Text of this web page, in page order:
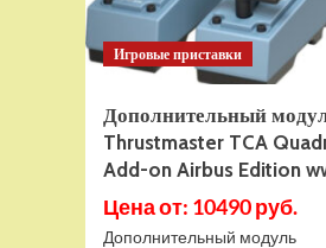
Игровые приставки
Дополнительный
Thrustmaster TCA
Add-on Airbus Edition
Цена от: 10490 руб.
Дополнительный модуль